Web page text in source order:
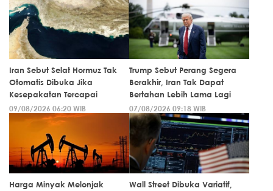
Iran Sebut Selat Hormuz Tak
Otomatis Dibuka Jika
Kesepakatan Tercapai
09/08/2026 06:20 WIB
Trump Sebut Perang Segera
Berakhir, Iran Tak Dapat
Bertahan Lebih Lama Lagi
07/08/2026 09:18 WIB
Harga Minyak Melonjak
Wall Street Dibuka Variatif,